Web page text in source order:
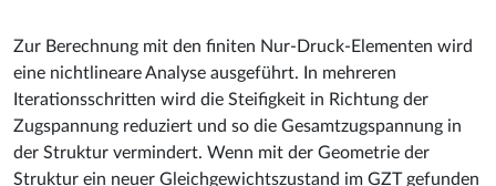
Zur Berechnung mit den finiten Nur-Druck-Elementen wird
eine nichtlineare Analyse ausgeführt. In mehreren
Iterationsschritten wird die Steifigkeit in Richtung der
Zugspannung reduziert und so die Gesamtzugspannung in
der Struktur vermindert. Wenn mit der Geometrie der
Struktur ein neuer Gleichgewichtszustand im GZT gefunden